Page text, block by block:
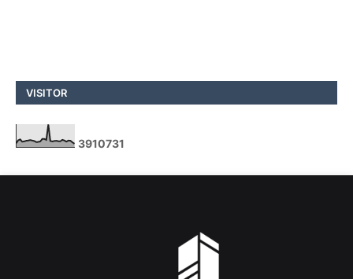
VISITOR
3910731